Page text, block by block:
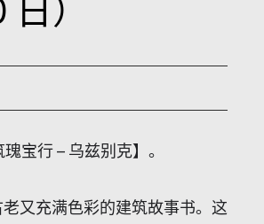
）
瑰宝行– 乌兹别克】。
又充满色彩的建筑故事书。这